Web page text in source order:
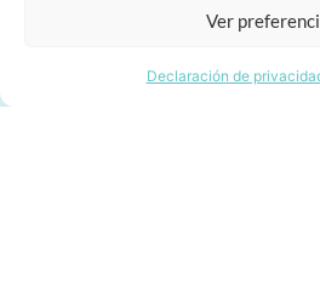
Ver
Declaración de